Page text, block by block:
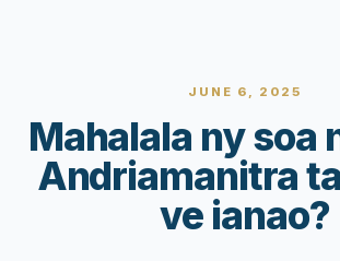
JUNE 6, 2025
Mahalala ny soa
Andriamanitra
ve ianao?